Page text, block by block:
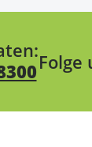
Folge